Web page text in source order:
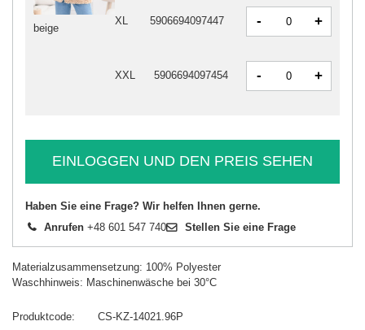
beige
XL 5906694097447 - +
XXL 5906694097454 - +
EINLOGGEN UND DEN PREIS SEHEN
Haben Sie eine Frage? Wir helfen Ihnen gerne.
Anrufen +48 601 547 740 Stellen Sie eine Frage
Materialzusammensetzung: 100% Polyester
Waschhinweis: Maschinenwäsche bei 30°C
Produktcode
CS-KZ-14021.96P